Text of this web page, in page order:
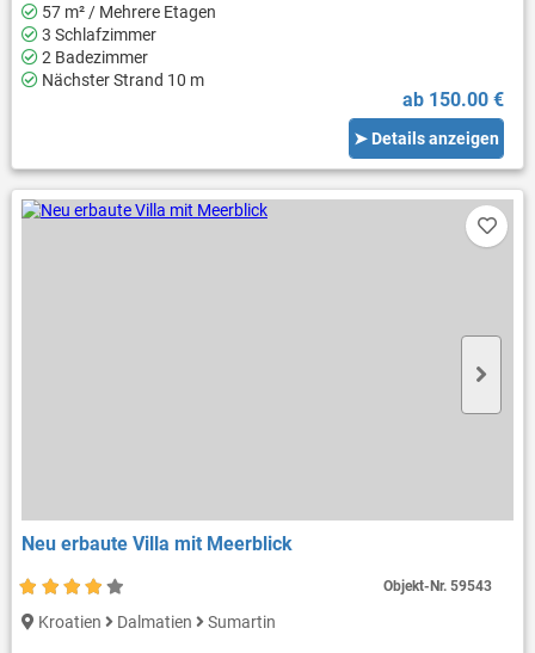
57 m² / Mehrere Etagen
3 Schlafzimmer
2 Badezimmer
Nächster Strand 10 m
ab 150.00 €
➤ Details anzeigen
Neu erbaute Villa mit Meerblick
Kroatien Dalmatien Sumartin
Objekt-Nr.59543